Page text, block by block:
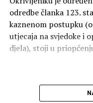
odredbe članka 123.
kaznenom postupku
utjecaja na svjedoke i
djela), stoji u